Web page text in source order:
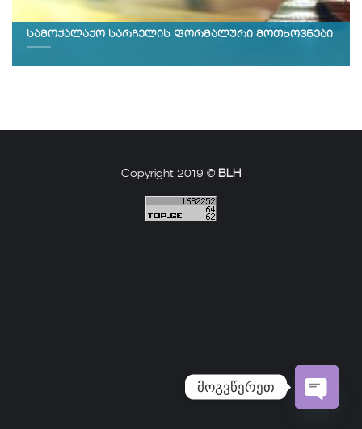
სამოქალაქო სარჩელის ფორმალური მოთხოვნები
Copyright 2019 © BLH
მოგვწერეთ